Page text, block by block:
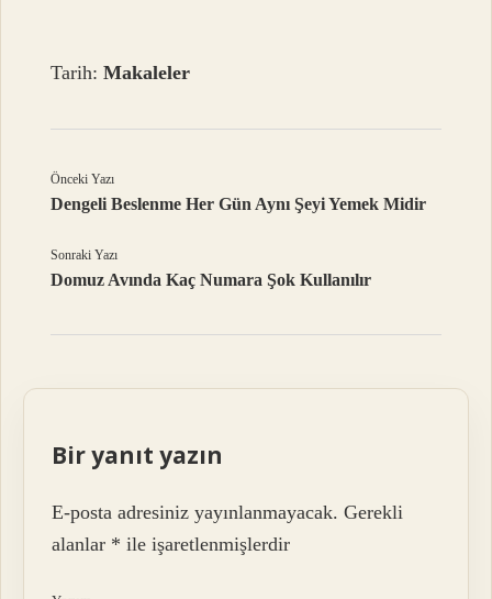
Tarih:Makaleler
Önceki Yazı
Dengeli Beslenme Her Gün Aynı Şeyi Yemek Midir
Sonraki Yazı
Domuz Avında Kaç Numara Şok Kullanılır
Bir yanıt yazın
E-posta adresiniz yayınlanmayacak. Gerekli
alanlar * ile işaretlenmişlerdir